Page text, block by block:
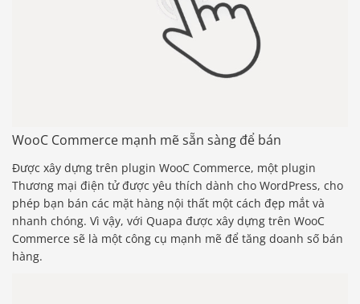
WooC Commerce mạnh mẽ sẵn sàng để bán
Được xây dựng trên plugin WooC Commerce, một plugin
Thương mại điện tử được yêu thích dành cho WordPress, cho
phép bạn bán các mặt hàng nội thất một cách đẹp mắt và
nhanh chóng. Vì vậy, với Quapa được xây dựng trên WooC
Commerce sẽ là một công cụ mạnh mẽ để tăng doanh số bán
hàng.